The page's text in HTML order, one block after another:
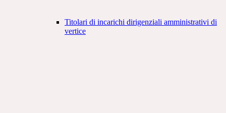
Titolari di incarichi dirigenziali amministrativi di
vertice